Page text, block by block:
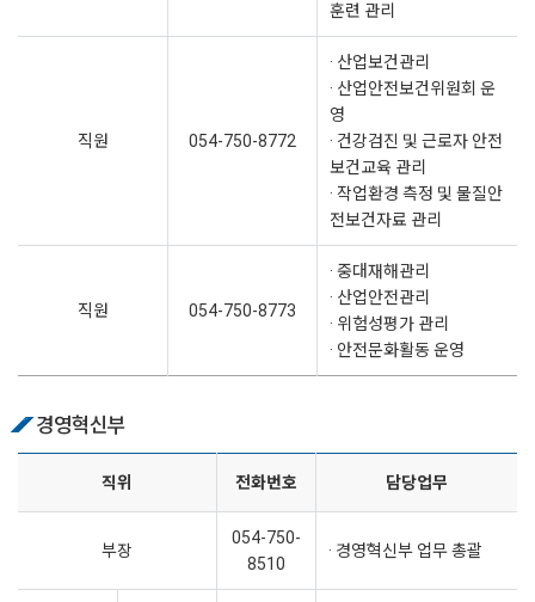
훈련 관리
직원 054-750-8772
· 산업보건관리
· 산업안전보건위원회 운
영
· 건강검진 및 근로자 안전
보건교육 관리
· 작업환경 측정 및 물질안
전보건자료 관리
직원 054-750-8773
· 중대재해관리
· 산업안전관리
· 위험성평가 관리
· 안전문화활동 운영
경영혁신부
직위 전화번호 담당업무
부장
054-750-
8510
· 경영혁신부 업무 총괄